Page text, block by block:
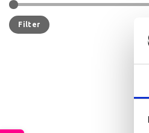
Min.
prijs
Max.
prijsFilter